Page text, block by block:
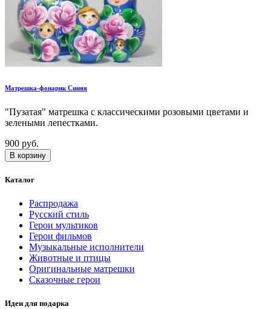
Матрешка-фонарик Cиняя
"Пузатая" матрешка с классическими розовыми цветами и
зелеными лепестками.
900 руб.
В корзину
Каталог
Распродажа
Русский стиль
Герои мультиков
Герои фильмов
Музыкальные исполнители
Животные и птицы
Оригинальные матрешки
Сказочные герои
Идеи для подарка